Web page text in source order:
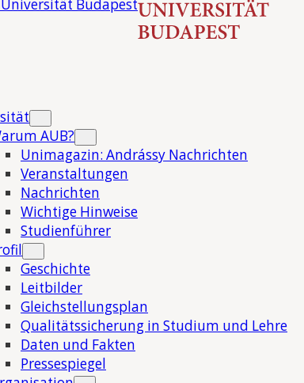
AUB?
Unimagazin: Andrássy Nachrichten
Veranstaltungen
Nachrichten
Wichtige Hinweise
Studienführer
Geschichte
Leitbilder
Gleichstellungsplan
Qualitätssicherung in Studium und Lehre
Daten und Fakten
Pressespiegel